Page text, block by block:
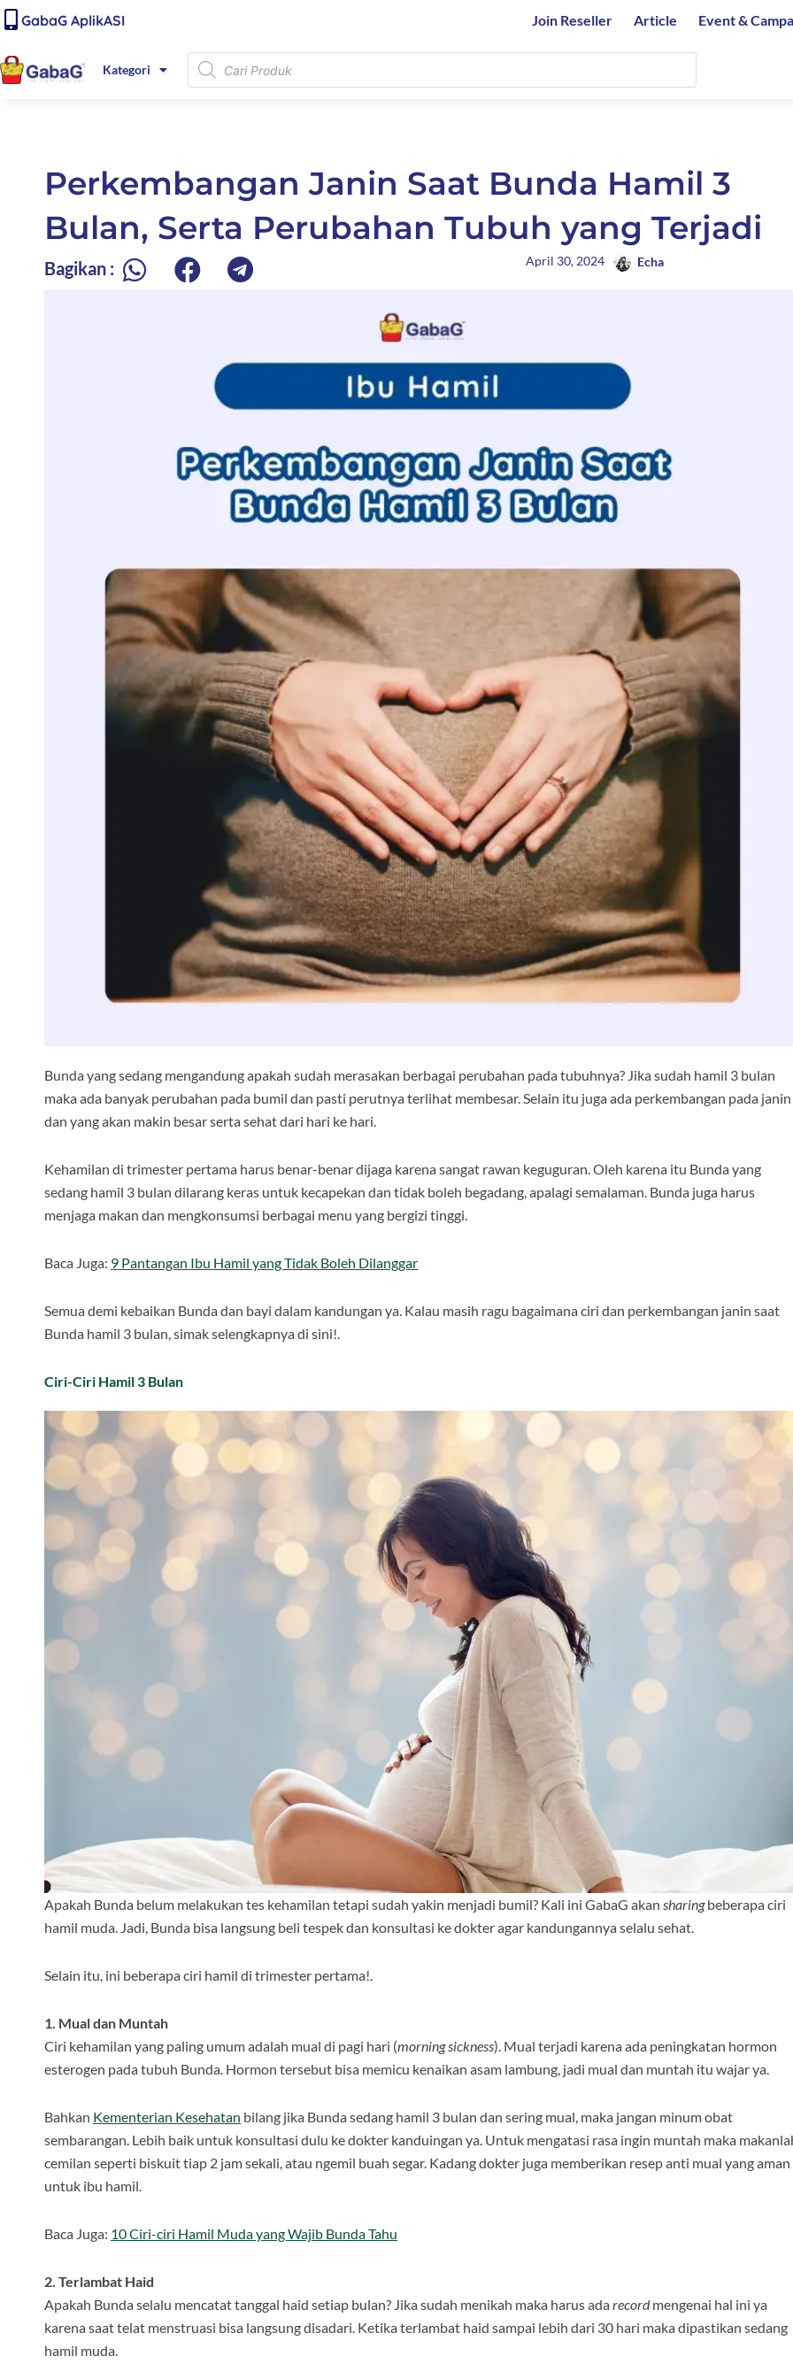
content
Lewati
ke
konten
GabaG AplikASI Join Reseller Article Event &
Kategori
Products
search
Perkembangan Janin Saat Bunda Hamil 3
Bulan, Serta Perubahan Tubuh yang Terjadi
Bagikan : April 30, 2024 Echa
Bunda yang sedang mengandung apakah sudah merasakan berbagai perubahan pada tubuhnya? Jika sudah hamil 3 bulan
maka ada banyak perubahan pada bumil dan pasti perutnya terlihat membesar. Selain itu juga ada perkembangan pada janin
dan yang akan makin besar serta sehat dari hari ke hari.
Kehamilan di trimester pertama harus benar-benar dijaga karena sangat rawan keguguran. Oleh karena itu Bunda yang
sedang hamil 3 bulan dilarang keras untuk kecapekan dan tidak boleh begadang, apalagi semalaman. Bunda juga harus
menjaga makan dan mengkonsumsi berbagai menu yang bergizi tinggi.
Baca Juga: 9 Pantangan Ibu Hamil yang Tidak Boleh Dilanggar
Semua demi kebaikan Bunda dan bayi dalam kandungan ya. Kalau masih ragu bagaimana ciri dan perkembangan janin saat
Bunda hamil 3 bulan, simak selengkapnya di sini!.
Ciri-Ciri Hamil 3 Bulan
Apakah Bunda belum melakukan tes kehamilan tetapi sudah yakin menjadi bumil? Kali ini GabaG akan sharingbeberapa ciri
hamil muda. Jadi, Bunda bisa langsung beli tespek dan konsultasi ke dokter agar kandungannya selalu sehat.
Selain itu, ini beberapa ciri hamil di trimester pertama!.
1. Mual dan Muntah
Ciri kehamilan yang paling umum adalah mual di pagi hari (morning sickness). Mual terjadi karena ada peningkatan hormon
esterogen pada tubuh Bunda. Hormon tersebut bisa memicu kenaikan asam lambung, jadi mual dan muntah itu wajar ya.
Bahkan Kementerian Kesehatan bilang jika Bunda sedang hamil 3 bulan dan sering mual, maka jangan minum obat
sembarangan. Lebih baik untuk konsultasi dulu ke dokter kanduingan ya. Untuk mengatasi rasa ingin muntah maka
cemilan seperti biskuit tiap 2 jam sekali, atau ngemil buah segar. Kadang dokter juga memberikan resep anti mual yang aman
untuk ibu hamil.
Baca Juga: 10 Ciri-ciri Hamil Muda yang Wajib Bunda Tahu
2. Terlambat Haid
Apakah Bunda selalu mencatat tanggal haid setiap bulan? Jika sudah menikah maka harus adarecordmengenai hal ini ya
karena saat telat menstruasi bisa langsung disadari. Ketika terlambat haid sampai lebih dari 30 hari maka dipastikan sedang
hamil muda.